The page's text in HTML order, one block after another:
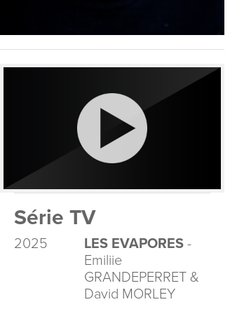
Série TV
2025 LES EVAPORES -
Emiliie
GRANDEPERRET &
David MORLEY